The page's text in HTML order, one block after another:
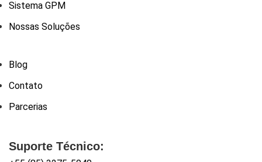
Sistema GPM
Nossas Soluções
Blog
Contato
Parcerias
Suporte Técnico: